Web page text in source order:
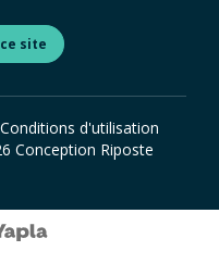
site
Conditions d'utilisation
Conception Riposte